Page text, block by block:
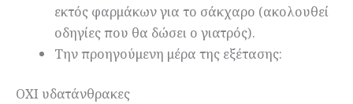
εκτός φαρμάκων για το σάκχαρο (ακολουθεί
οδηγίες που θα δώσει ο γιατρός).
Tην προηγούμενη μέρα της εξέτασης:
ΟΧΙ υδατάνθρακες